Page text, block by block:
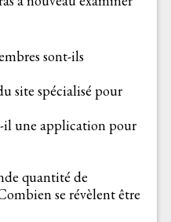
sont-ils
site spécialisé pour
il une application pour
quantité de
se révèlent être